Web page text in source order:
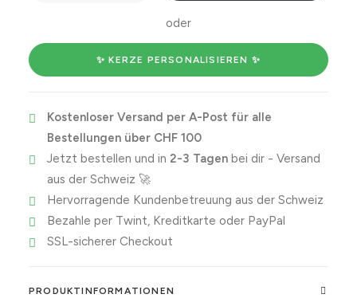
to
be
parents.
Menge
oder
✨ KERZE PERSONALISIEREN ✨
Kostenloser Versand per A-Post für alle
Bestellungen über CHF 100
Jetzt bestellen und in 2-3 Tagenbei dir - Versand
aus der Schweiz 🚀
Hervorragende Kundenbetreuung aus der Schweiz
Bezahle per Twint, Kreditkarte oder PayPal
SSL-sicherer Checkout
PRODUKTINFORMATIONEN